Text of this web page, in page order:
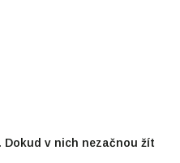
Dokud v nich nezačnou žít